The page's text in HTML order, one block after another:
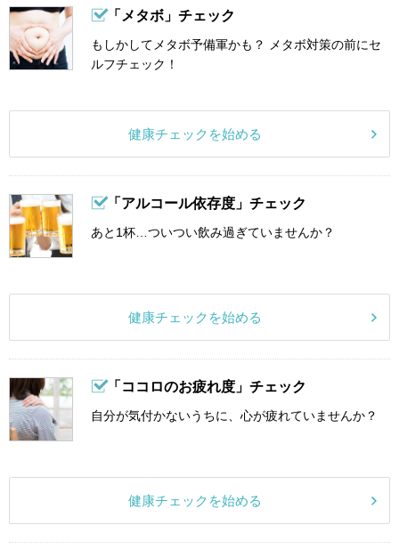
「メタボ」チェック
もしかしてメタボ予備軍かも？ メタボ対策の前にセ
ルフチェック！
健康チェックを始める
「アルコール依存度」チェック
あと1杯…ついつい飲み過ぎていませんか？
健康チェックを始める
「ココロのお疲れ度」チェック
自分が気付かないうちに、心が疲れていませんか？
健康チェックを始める